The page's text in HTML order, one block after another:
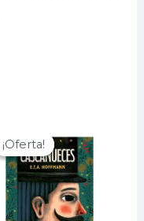
¡Oferta!
¡Oferta!